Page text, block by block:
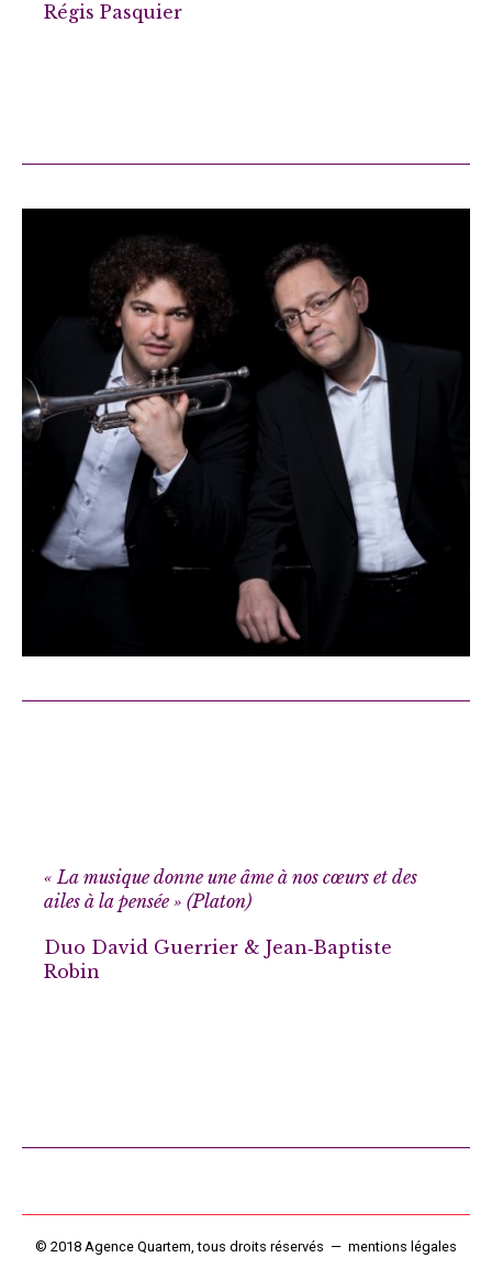
Régis Pasquier
« La musique donne une âme à nos cœurs et des
ailes à la pensée » (Platon)
Duo David Guerrier & Jean‑Baptiste
Robin
© 2018 Agence Quartem, tous droits réservés — mentions légales